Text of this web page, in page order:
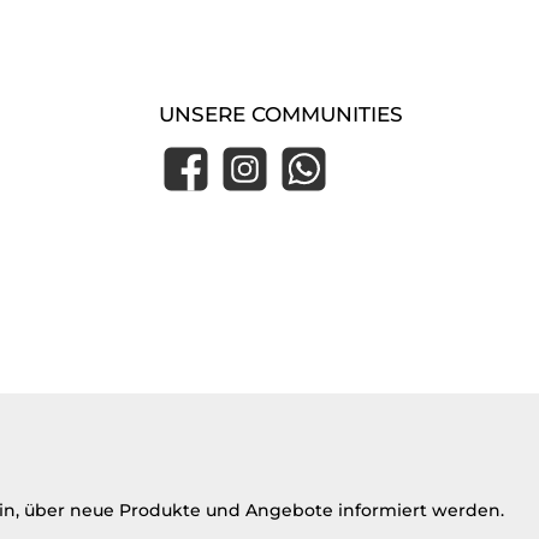
UNSERE COMMUNITIES
FacebookInstagramWhatsApp
über neue Produkte und Angebote informiert werden.